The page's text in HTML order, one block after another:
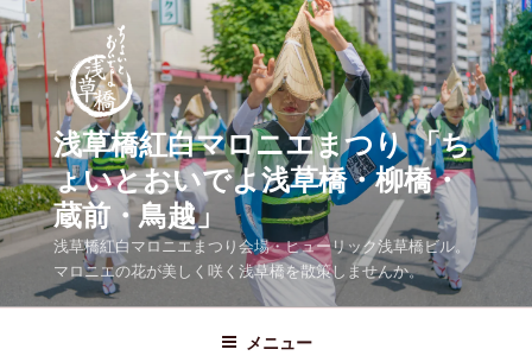
コ
ン
テ
ン
ツ
へ
ス
キ
ッ
浅草橋紅白マロニエまつり 「ち
ょいとおいでよ浅草橋・柳橋・
蔵前・鳥越」
浅草橋紅白マロニエまつり会場・ヒューリック浅草橋ビル。
マロニエの花が美しく咲く浅草橋を散策しませんか。
メニュー